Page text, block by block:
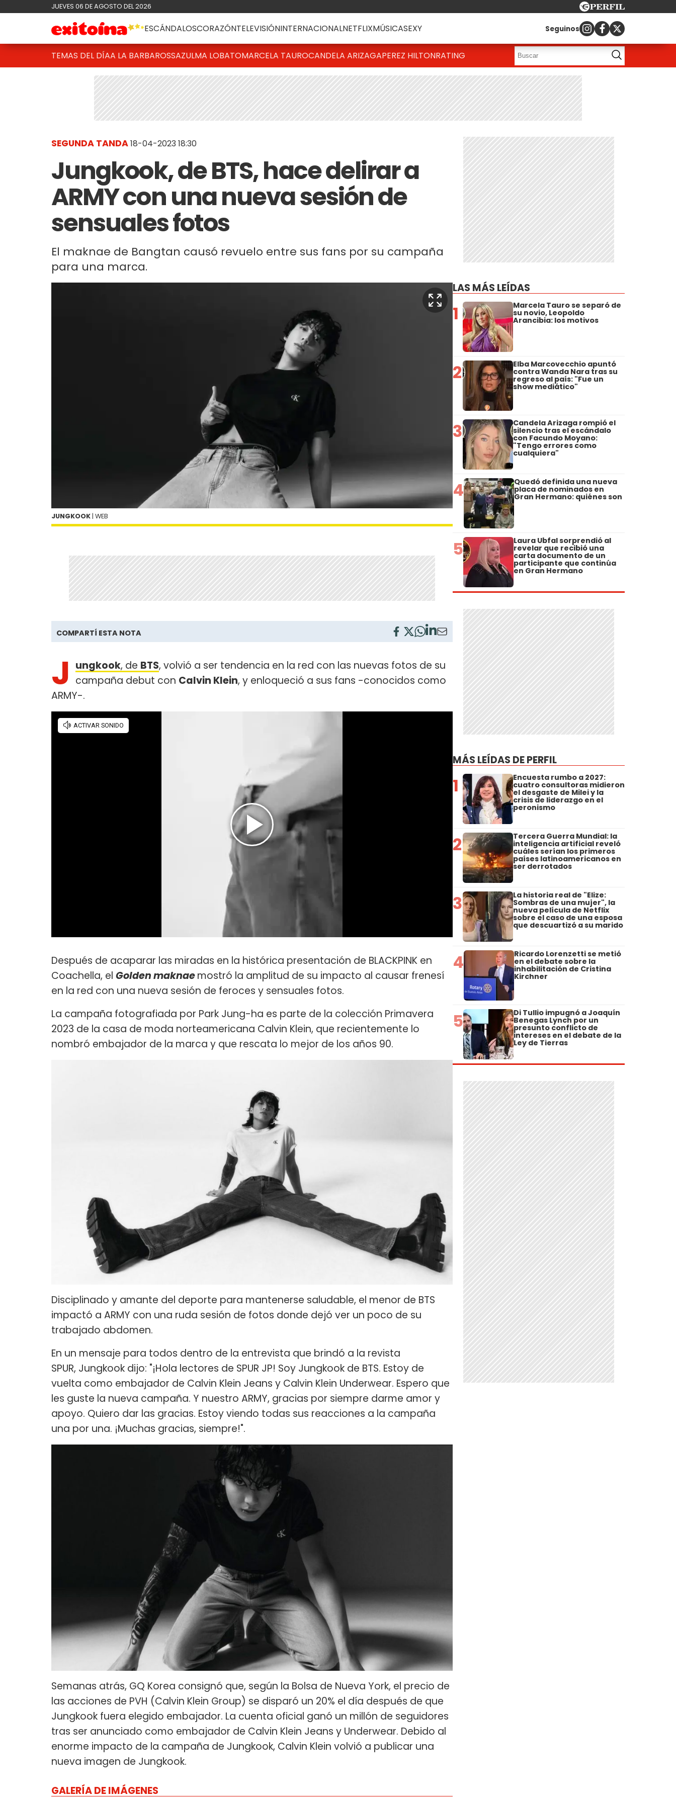
JUEVES 06 DE AGOSTO DEL 2026
ESCÁNDALOSCORAZÓNTELEVISIÓNINTERNACIONALNETFLIXMÚSICASEXY Seguinos
TEMAS DEL DÍAA LA BARBAROSSAZULMA LOBATOMARCELA TAUROCANDELA ARIZAGAPEREZ HILTONRATING
SEGUNDA TANDA18-04-2023 18:30
Jungkook, de BTS, hace delirar a
ARMY con una nueva sesión de
sensuales fotos
El maknae de Bangtan causó revuelo entre sus fans por su campaña
para una marca.
JUNGKOOK | WEB
COMPARTÍ ESTA NOTA
J ungkook, de BTS, volvió a ser tendencia en la red con las nuevas fotos de su
campaña debut con Calvin Klein, y enloqueció a sus fans -conocidos como
ARMY-.
Después de acaparar las miradas en la histórica presentación de BLACKPINK en
Coachella, el Golden maknaemostró la amplitud de su impacto al causar frenesí
en la red con una nueva sesión de feroces y sensuales fotos.
La campaña fotografiada por Park Jung-ha es parte de la colección Primavera
2023 de la casa de moda norteamericana Calvin Klein, que recientemente lo
nombró embajador de la marca y que rescata lo mejor de los años 90.
Disciplinado y amante del deporte para mantenerse saludable, el menor de BTS
impactó a ARMY con una ruda sesión de fotos donde dejó ver un poco de su
trabajado abdomen.
En un mensaje para todos dentro de la entrevista que brindó a la revista
SPUR, Jungkook dijo: "¡Hola lectores de SPUR JP! Soy Jungkook de BTS. Estoy de
vuelta como embajador de Calvin Klein Jeans y Calvin Klein Underwear. Espero que
les guste la nueva campaña. Y nuestro ARMY, gracias por siempre darme amor y
apoyo. Quiero dar las gracias. Estoy viendo todas sus reacciones a la campaña
una por una. ¡Muchas gracias, siempre!".
Semanas atrás, GQ Korea consignó que, según la Bolsa de Nueva York, el precio de
las acciones de PVH (Calvin Klein Group) se disparó un 20% el día después de que
Jungkook fuera elegido embajador. La cuenta oficial ganó un millón de seguidores
tras ser anunciado como embajador de Calvin Klein Jeans y Underwear. Debido al
enorme impacto de la campaña de Jungkook, Calvin Klein volvió a publicar una
nueva imagen de Jungkook.
GALERÍA DE IMÁGENES
LAS MÁS LEÍDAS
1 Marcela Tauro se separó de
su novio, Leopoldo
Arancibia: los motivos
2 Elba Marcovecchio apuntó
contra Wanda Nara tras su
regreso al país: "Fue un
show mediático"
3 Candela Arizaga rompió el
silencio tras el escándalo
con Facundo Moyano:
"Tengo errores como
cualquiera"
4 Quedó definida una nueva
placa de nominados en
Gran Hermano: quiénes son
5 Laura Ubfal sorprendió al
revelar que recibió una
carta documento de un
participante que continúa
en Gran Hermano
MÁS LEÍDAS DE PERFIL
1 Encuesta rumbo a 2027:
cuatro consultoras midieron
el desgaste de Milei y la
crisis de liderazgo en el
peronismo
2 Tercera Guerra Mundial: la
inteligencia artificial reveló
cuáles serían los primeros
países latinoamericanos en
ser derrotados
3 La historia real de "Elize:
Sombras de una mujer", la
nueva película de Netflix
sobre el caso de una esposa
que descuartizó a su marido
4 Ricardo Lorenzetti se metió
en el debate sobre la
inhabilitación de Cristina
Kirchner
5 Di Tullio impugnó a Joaquín
Benegas Lynch por un
presunto conflicto de
intereses en el debate de la
Ley de Tierras